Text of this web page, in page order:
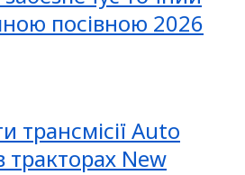
посівною 2026
трансмісії Auto
тракторах New